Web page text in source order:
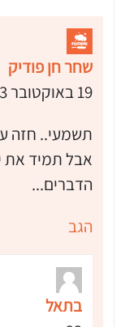
שחר חן פודיק
19 באוקטובר 2023 בשעה 16:27
תשמעי.. חזה
אבל תמיד את
הדברים...
הגב
בתאל